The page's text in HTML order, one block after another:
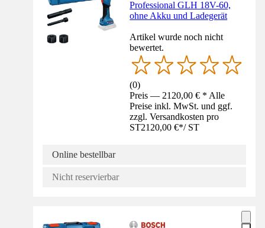
Professional GLH 18V-60,
ohne Akku und Ladegerät
Artikel wurde noch nicht
bewertet.
(0)
Preis — 2120,00 € * Alle
Preise inkl. MwSt. und ggf.
zzgl. Versandkosten pro
ST2120,00 €*/ ST
Online bestellbar
Nicht reservierbar